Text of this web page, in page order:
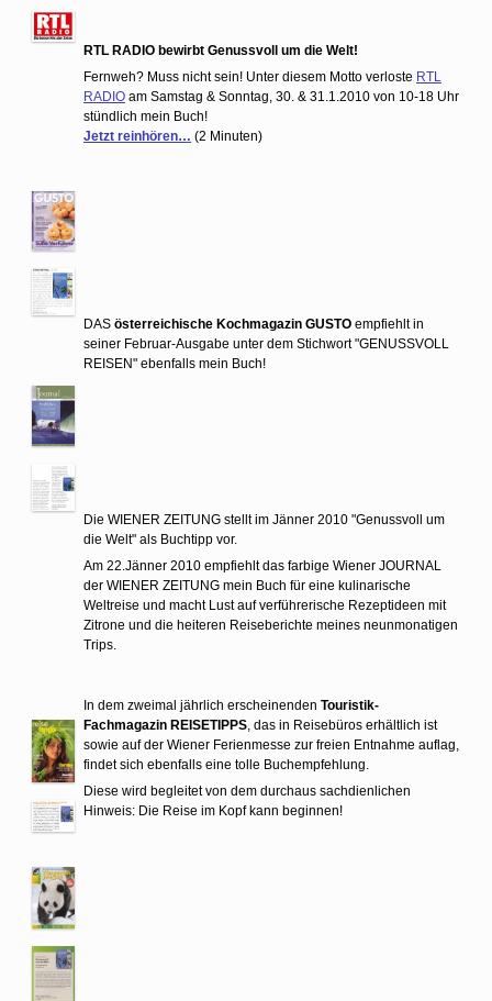
RTL RADIO bewirbt Genussvoll um die Welt!
Fernweh? Muss nicht sein! Unter diesem Motto verloste RTL
RADIO am Samstag & Sonntag, 30. & 31.1.2010 von 10-18 Uhr
stündlich mein Buch!
Jetzt reinhören… (2 Minuten)
DAS österreichische Kochmagazin GUSTO empfiehlt in
seiner Februar-Ausgabe unter dem Stichwort "GENUSSVOLL
REISEN" ebenfalls mein Buch!
Die WIENER ZEITUNG stellt im Jänner 2010 "Genussvoll um
die Welt" als Buchtipp vor.
Am 22.Jänner 2010 empfiehlt das farbige Wiener JOURNAL
der WIENER ZEITUNG mein Buch für eine kulinarische
Weltreise und macht Lust auf verführerische Rezeptideen mit
Zitrone und die heiteren Reiseberichte meines neunmonatigen
Trips.
In dem zweimal jährlich erscheinenden Touristik-
Fachmagazin REISETIPPS, das in Reisebüros erhältlich ist
sowie auf der Wiener Ferienmesse zur freien Entnahme auflag,
findet sich ebenfalls eine tolle Buchempfehlung.
Diese wird begleitet von dem durchaus sachdienlichen
Hinweis: Die Reise im Kopf kann beginnen!